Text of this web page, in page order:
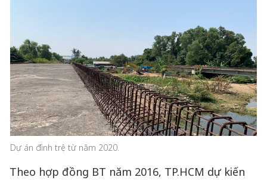
Dự án đình trệ từ năm 2020.
Theo hợp đồng BT năm 2016, TP.HCM dự kiến